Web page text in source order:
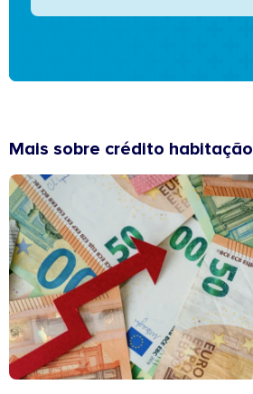
Mais sobre crédito habitação